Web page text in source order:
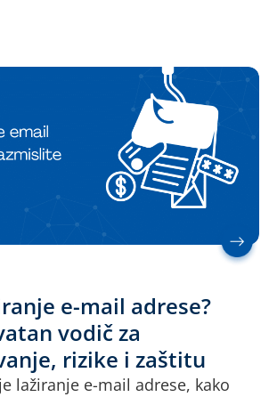
e-mail adrese?
vodič za
rizike i zaštitu
lažiranje e-mail adrese, kako